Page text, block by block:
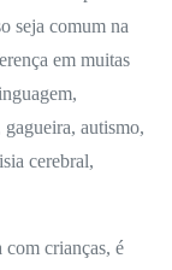
seja comum na
em muitas
autismo,
cerebral,
crianças, é